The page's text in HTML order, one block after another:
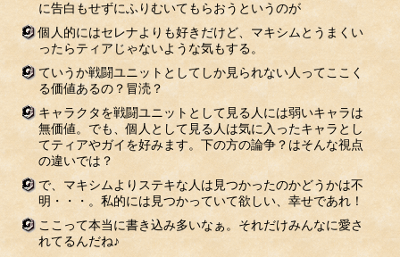
に告白もせずにふりむいてもらおうというのが
個人的にはセレナよりも好きだけど、マキシムとうまくい
ったらティアじゃないような気もする。
ていうか戦闘ユニットとしてしか見られない人ってここく
る価値あるの？冒涜？
キャラクタを戦闘ユニットとして見る人には弱いキャラは
無価値。でも、個人として見る人は気に入ったキャラとし
てティアやガイを好みます。下の方の論争？はそんな視点
の違いでは？
で、マキシムよりステキな人は見つかったのかどうかは不
明・・・。私的には見つかっていて欲しい、幸せであれ！
ここって本当に書き込み多いなぁ。それだけみんなに愛さ
れてるんだね♪